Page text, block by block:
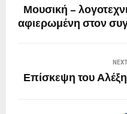
Μουσική –
αφιερωμένη στον
Επίσκεψη του